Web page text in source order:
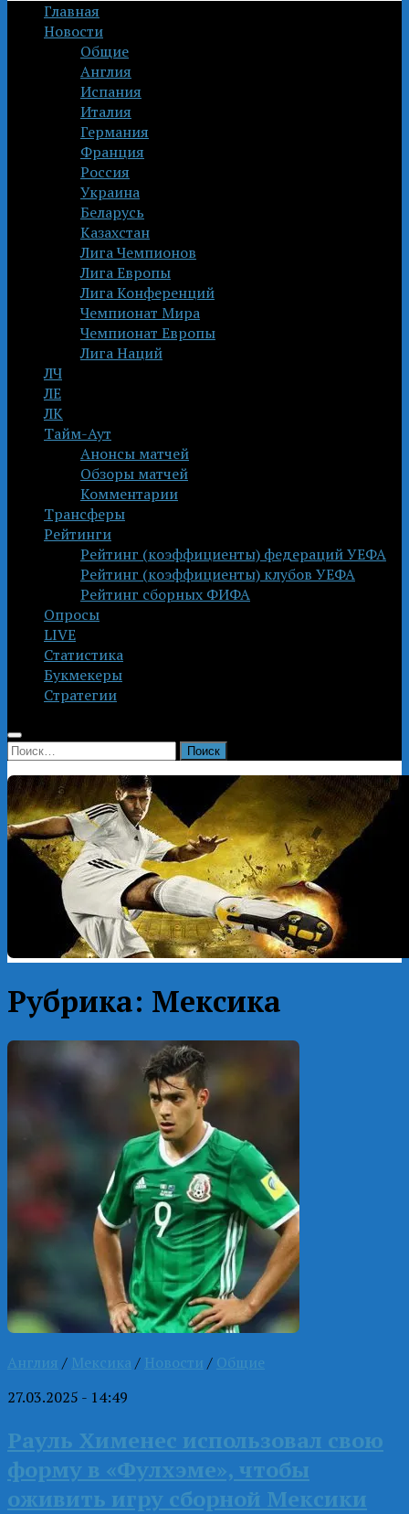
Главная
Новости
Общие
Англия
Испания
Италия
Германия
Франция
Россия
Украина
Беларусь
Казахстан
Лига Чемпионов
Лига Европы
Лига Конференций
Чемпионат Мира
Чемпионат Европы
Лига Наций
ЛЧ
ЛЕ
ЛК
Тайм-Аут
Анонсы матчей
Обзоры матчей
Комментарии
Трансферы
Рейтинги
Рейтинг (коэффициенты) федераций УЕФА
Рейтинг (коэффициенты) клубов УЕФА
Рейтинг сборных ФИФА
Опросы
LIVE
Статистика
Букмекеры
Стратегии
Найти:
Рубрика: Мексика
Англия / Мексика / Новости / Общие
27.03.2025 - 14:49
Рауль Хименес использовал свою
форму в «Фулхэме», чтобы
оживить игру сборной Мексики